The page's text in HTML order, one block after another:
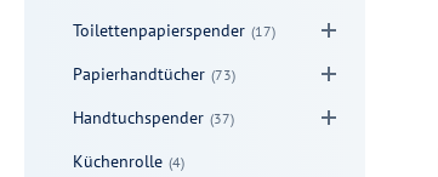
Toilettenpapierspender (17)
Papierhandtücher (73)
Handtuchspender (37)
Küchenrolle (4)